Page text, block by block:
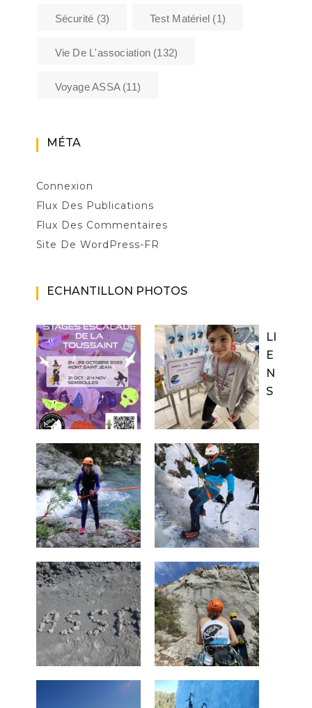
Sécurité (3) Test Matériel (1)
Vie De L'association (132)
Voyage ASSA(11)
MÉTA
Connexion
Flux Des Publications
Flux Des Commentaires
Site De WordPress-FR
ECHANTILLON PHOTOS
LI
E
N
S